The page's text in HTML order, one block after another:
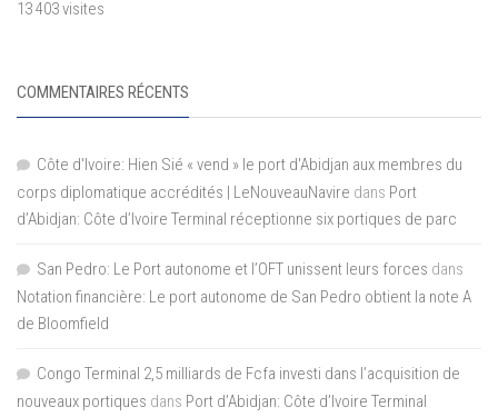
13 403 visites
COMMENTAIRES RÉCENTS
Côte d'Ivoire: Hien Sié « vend » le port d'Abidjan aux membres du
corps diplomatique accrédités | LeNouveauNavire dans Port
d’Abidjan: Côte d’Ivoire Terminal réceptionne six portiques de parc
San Pedro: Le Port autonome et l’OFT unissent leurs forces dans
Notation financière: Le port autonome de San Pedro obtient la note A
de Bloomfield
Congo Terminal 2,5 milliards de Fcfa investi dans l’acquisition de
nouveaux portiques dans Port d’Abidjan: Côte d’Ivoire Terminal